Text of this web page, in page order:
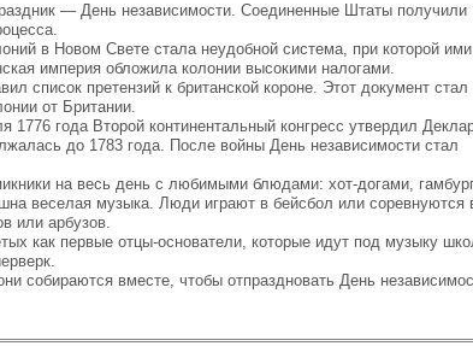
— День независимости. Соединенные Штаты получили
в Новом Свете стала неудобной система, при которой
империя обложила колонии высокими налогами.
список претензий к британской короне. Этот документ
от Британии.
года Второй континентальный конгресс утвердил
до 1783 года. После войны День независимости стал
на весь день с любимыми блюдами: хот-догами,
веселая музыка. Люди играют в бейсбол или соревнуются
или арбузов.
как первые отцы-основатели, которые идут под музыку
собираются вместе, чтобы отпраздновать День